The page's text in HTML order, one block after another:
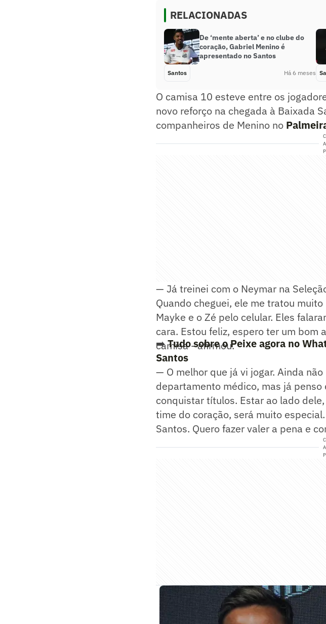
RELACIONADAS
De ‘mente aberta’ e no clube do
coração, Gabriel Menino é
apresentado no Santos
Santos Há 6 meses
O camisa 10 esteve entre os
novo reforço na chegada à Baixada
companheiros de Menino no
— Já treinei com o Neymar na
Quando cheguei, ele me tratou
Mayke e o Zé pelo celular. Eles
cara. Estou feliz, espero ter um bom
camisa - afirmou.
➡️Tudo sobre o Peixe agora no
Santos
— O melhor que já vi jogar. Ainda
departamento médico, mas já
conquistar títulos. Estar ao lado
time do coração, será muito
Santos. Quero fazer valer a pena e